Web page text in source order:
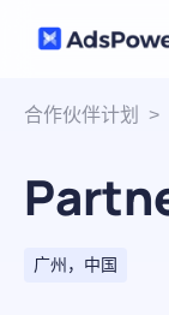
功能
多账
场景
合作伙伴计划 >
广州，中国